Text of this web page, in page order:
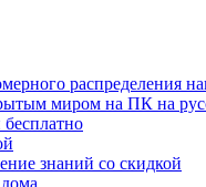
распределения
миром на ПК на
знаний со скидкой